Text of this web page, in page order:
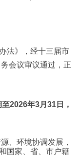
法》，经十三届市
会议审议通过，正
2026年3月31日，
、环境协调发展，
国家、省、市户籍